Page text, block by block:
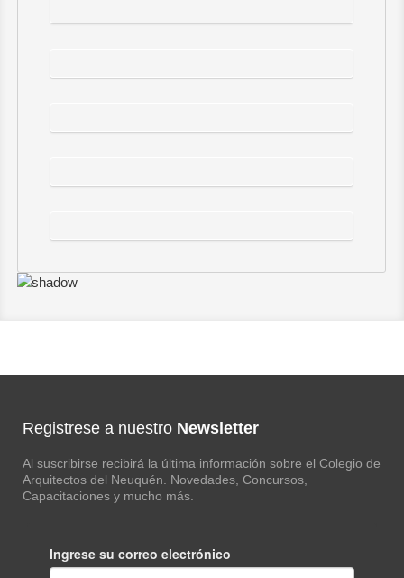
Registrese a nuestro Newsletter
Al suscribirse recibirá la última información sobre el Colegio de
Arquitectos del Neuquén. Novedades, Concursos,
Capacitaciones y mucho más.